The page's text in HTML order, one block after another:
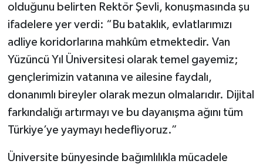
olduğunu belirten Rektör Şevli, konuşmasında şu
ifadelere yer verdi: “Bu bataklık, evlatlarımızı
adliye koridorlarına mahkûm etmektedir. Van
Yüzüncü Yıl Üniversitesi olarak temel gayemiz;
gençlerimizin vatanına ve ailesine faydalı,
donanımlı bireyler olarak mezun olmalarıdır. Dijital
farkındalığı artırmayı ve bu dayanışma ağını tüm
Türkiye’ye yaymayı hedefliyoruz.”
Üniversite bünyesinde bağımlılıkla mücadele